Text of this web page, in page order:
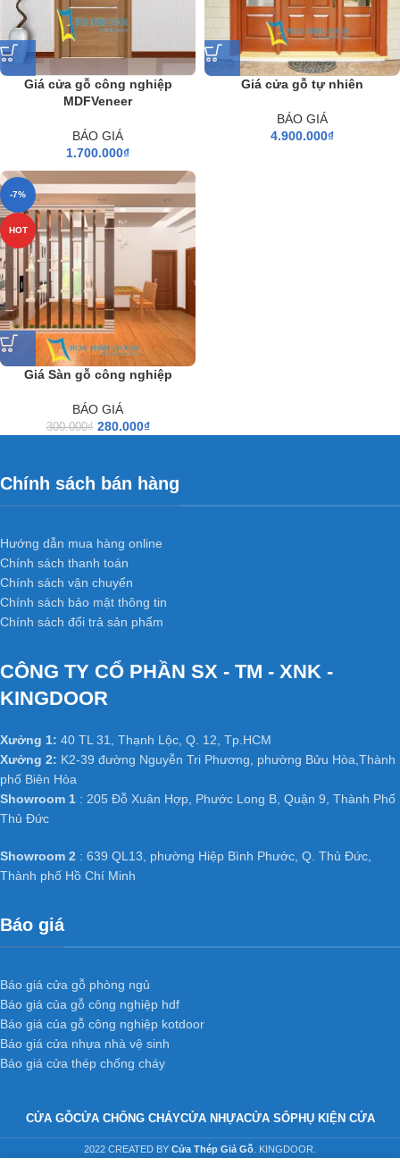
Giá cửa gỗ công nghiệp
MDFVeneer
BÁO GIÁ
1.700.000₫
Giá cửa gỗ tự nhiên
BÁO GIÁ
4.900.000₫
-7%
HOT
Giá Sàn gỗ công nghiệp
BÁO GIÁ
300.000₫ 280.000₫
Chính sách bán hàng
Hướng dẫn mua hàng online
Chính sách thanh toán
Chính sách vận chuyển
Chính sách bảo mật thông tin
Chính sách đổi trả sản phẩm
CÔNG TY CỔ PHẦN SX - TM - XNK -
KINGDOOR
Xưởng 1: 40 TL 31, Thạnh Lộc, Q. 12, Tp.HCM
Xưởng 2: K2-39 đường Nguyễn Tri Phương, phường Bửu Hòa,Thành
phố Biên Hòa
Showroom 1 : 205 Đỗ Xuân Hợp, Phước Long B, Quận 9, Thành Phố
Thủ Đức
Showroom 2 : 639 QL13, phường Hiệp Bình Phước, Q. Thủ Đức,
Thành phố Hồ Chí Minh
Báo giá
Báo giá cửa gỗ phòng ngủ
Báo giá của gỗ công nghiệp hdf
Báo giá của gỗ công nghiệp kotdoor
Báo giá cửa nhựa nhà vệ sinh
Báo giá cửa thép chống cháy
CỬA GỖCỬA CHỐNG CHÁYCỬA NHỰACỬA SỔPHỤ KIỆN CỬA
2022 CREATED BY Cửa Thép Giả Gỗ. KINGDOOR.